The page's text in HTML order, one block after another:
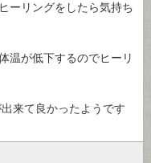
ーリングをしたら気持ち
温が低下するのでヒーリ
来て良かったようです